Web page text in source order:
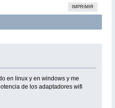
IMPRIMIR
en linux y en windows y me
de los adaptadores wifi